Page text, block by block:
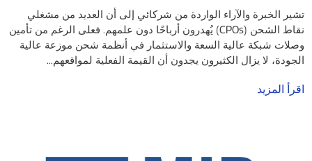
تشير الخبرة والآراء الواردة من شركائي إلى أن العديد من مشغلي
نقاط الشحن (CPOs) يُهدرون أرباحًا دون علمهم. فعلى الرغم من تأمين
وصلات شبكة عالية السعة والاستثمار في أنظمة شحن موزعة عالية
الجودة، لا يزال الكثيرون يجدون أن القيمة الفعلية لمواقعهم...
اقرأ المزيد